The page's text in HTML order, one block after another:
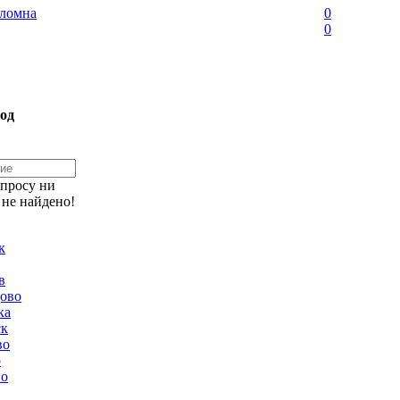
0
0
ни
найдено!